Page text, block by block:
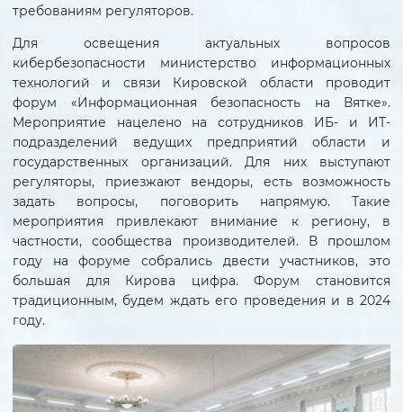
требованиям регуляторов.
Для освещения актуальных вопросов
кибербезопасности министерство информационных
технологий и связи Кировской области проводит
форум «Информационная безопасность на Вятке».
Мероприятие нацелено на сотрудников ИБ- и ИТ-
подразделений ведущих предприятий области и
государственных организаций. Для них выступают
регуляторы, приезжают вендоры, есть возможность
задать вопросы, поговорить напрямую. Такие
мероприятия привлекают внимание к региону, в
частности, сообщества производителей. В прошлом
году на форуме собрались двести участников, это
большая для Кирова цифра. Форум становится
традиционным, будем ждать его проведения и в 2024
году.